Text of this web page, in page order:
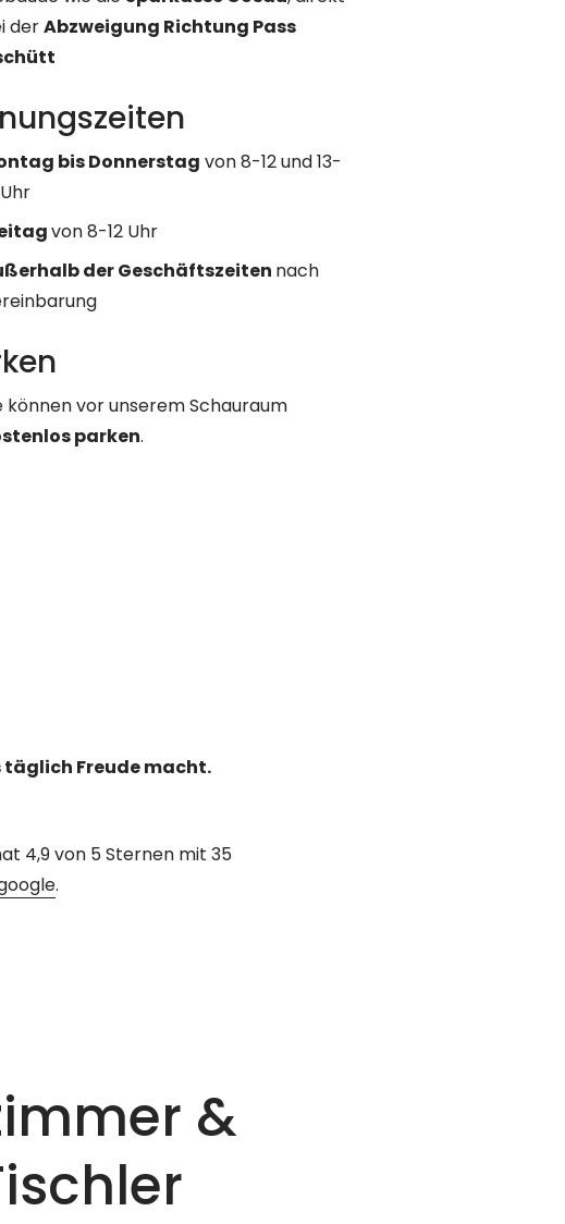
derAbzweigung Richtung Pass
bis Donnerstag von 8-12 und 13-
von 8-12 Uhr
der Geschäftszeiten nach
können vor unserem Schauraum
parken.
täglich Freude macht.
4,9 von 5 Sternen mit 35
.
&